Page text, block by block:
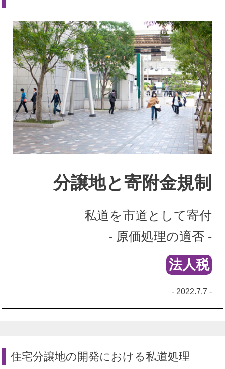
分譲地と寄附金規制
私道を市道として寄付
- 原価処理の適否 -
法人税
- 2022.7.7 -
住宅分譲地の開発における私道処理